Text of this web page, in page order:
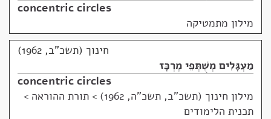
concentric circles
מילון מתמטיקה
חינוך (תשכ"ב, 1962)
מַעְגָּלִים מְשֻׁתְּפֵי מֶרְכָּז
concentric circles
מילון חינוך (תשכ"ב, תשכ"ה, 1962)
> תורת ההוראה >
תכנית הלימודים